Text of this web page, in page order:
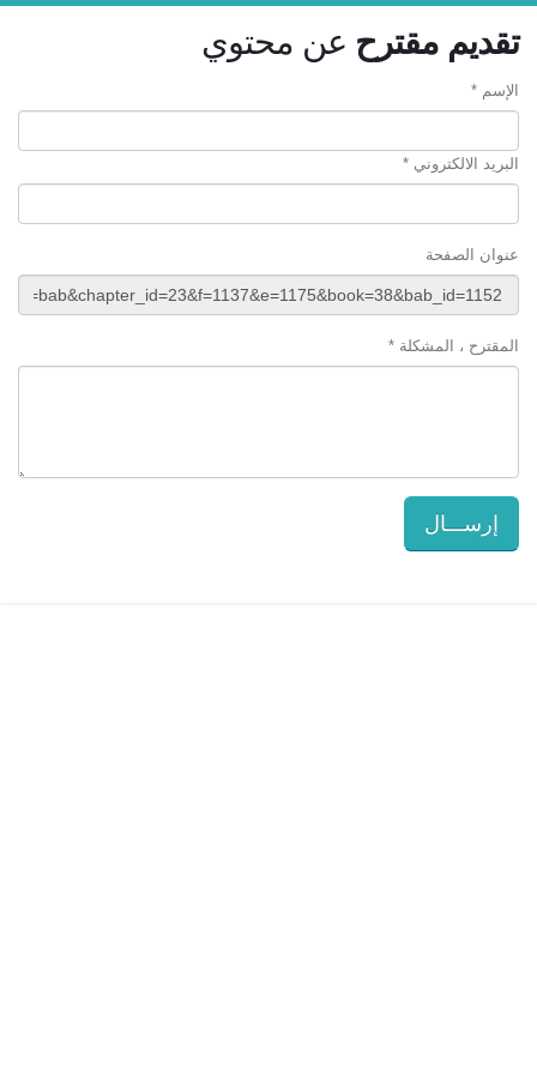
تقديم مقترح عن محتوي
الإسم *
البريد الالكتروني *
عنوان الصفحة
المقترح ، المشكلة *